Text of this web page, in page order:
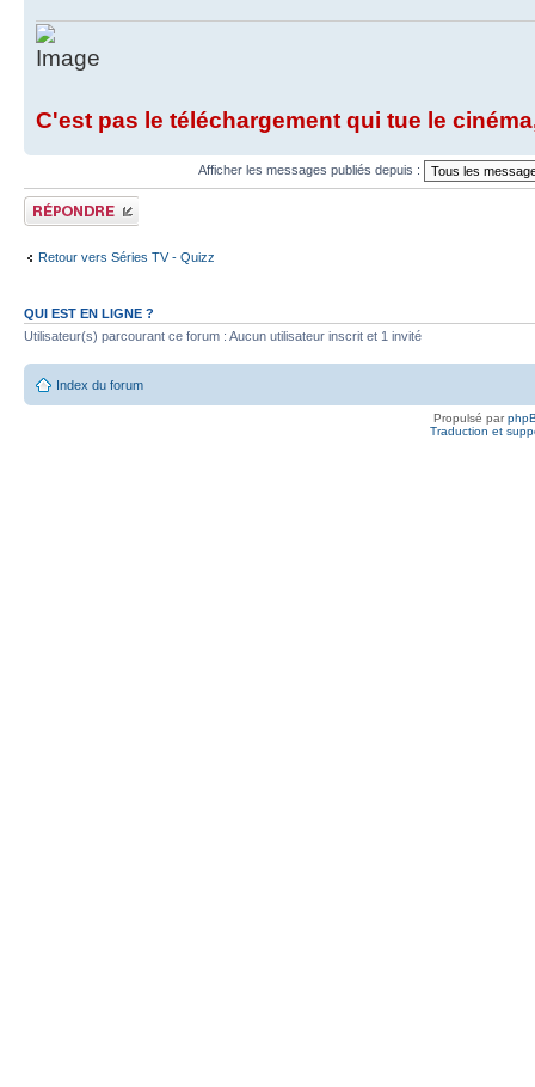
C'est pas le téléchargement qui tue le
Afficher les messages publiés depuis :
Publier une
réponse
Retour vers Séries TV - Quizz
QUI EST EN LIGNE ?
Utilisateur(s) parcourant ce forum : Aucun utilisateur inscrit et 1 invité
Index du forum
Propulsé par
Traduction et